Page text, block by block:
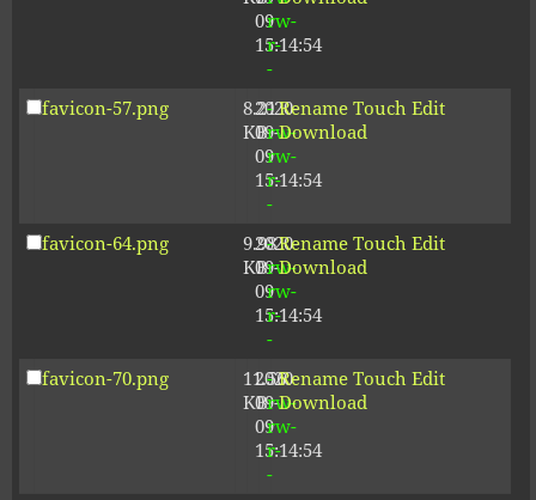
09
15:14:54
rw-
r-
-
favicon-57.png
8.21
KB
2020-
09-
09
15:14:54
-
rw-
rw-
r-
-
Rename Touch Edit
Download
favicon-64.png
9.98
KB
2020-
09-
09
15:14:54
-
rw-
rw-
r-
-
Rename Touch Edit
Download
favicon-70.png
11.56
KB
2020-
09-
09
15:14:54
-
rw-
rw-
r-
-
Rename Touch Edit
Download